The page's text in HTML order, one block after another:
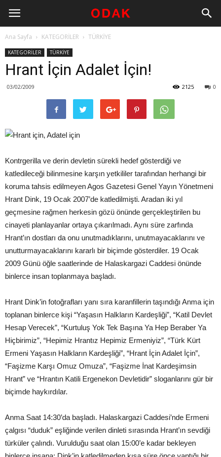
Ana Sayfa KATEGORİLER TÜRKİYE
KATEGORİLER TÜRKİYE
Hrant İçin Adalet İçin!
03/02/2009 0
2125
Kontrgerilla ve derin devletin sürekli hedef gösterdiği ve
katledileceği bilinmesine karşın yetkililer tarafından herhangi bir
koruma tahsis edilmeyen Agos Gazetesi Genel Yayın Yönetmeni
Hrant Dink, 19 Ocak 2007’de katledilmişti. Aradan iki yıl
geçmesine rağmen herkesin gözü önünde gerçekleştirilen bu
cinayeti planlayanlar ortaya çıkarılmadı. Aynı süre zarfında
Hrant’ın dostları da onu unutmadıklarını, unutmayacaklarını ve
unutturmayacaklarını kararlı bir biçimde gösterdiler. 19 Ocak
2009 Günü öğle saatlerinde de Halaskargazi Caddesi önünde
binlerce insan toplanmaya başladı.
Hrant Dink’in fotoğrafları yanı sıra karanfillerin taşındığı Anma için
toplanan binlerce kişi “Yaşasın Halkların Kardeşliği”, “Katil Devlet
Hesap Verecek”, “Kurtuluş Yok Tek Başına Ya Hep Beraber Ya
Hiçbirimiz”, “Hepimiz Hrantız Hepimiz Ermeniyiz”, “Türk Kürt
Ermeni Yaşasın Halkların Kardeşliği”, “Hrant İçin Adalet İçin”,
“Faşizme Karşı Omuz Omuza”, “Faşizme İnat Kardeşimsin
Hrant” ve “Hrantın Katili Ergenekon Devletidir” sloganlarını gür bir
biçimde haykırdılar.
Anma Saat 14:30’da başladı. Halaskargazi Caddesi’nde Ermeni
çalgısı “duduk” eşliğinde verilen dinleti sırasında Hrant’ın sevdiği
türküler çalındı. Vurulduğu saat olan 15:00’e kadar bekleyen